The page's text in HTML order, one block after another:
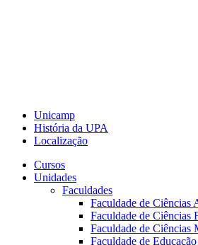
Unicamp
História da UPA
Localização
Cursos
Unidades
Faculdades
Faculdade de Ciências
Faculdade de Ciências
Faculdade de Ciências
Faculdade de Educação